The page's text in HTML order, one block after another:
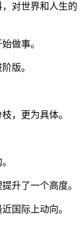
对世界和人生的
做事。
版。
，更为具体。
升了一个高度。
国际上动向。